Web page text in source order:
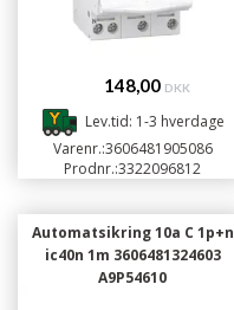
148,00 DKK
Lev.tid: 1-3 hverdage
Varenr.:3606481905086
Prodnr.:3322096812
Automatsikring 10a C 1p+n
ic40n 1m 3606481324603
A9P54610